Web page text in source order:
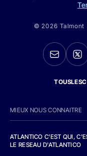
© 2026 Talmont
MIEUX NOUS CONNAITRE
ATLANTICO C'EST QUI,
LE RESEAU D'ATLANTICO